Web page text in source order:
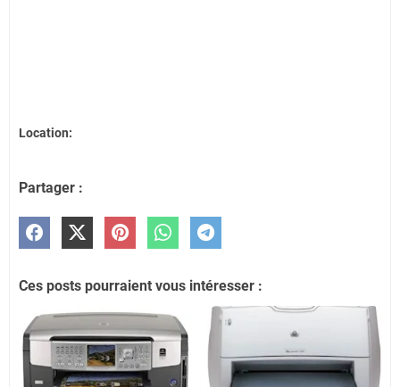
Location:
Partager :
Ces posts pourraient vous intéresser :